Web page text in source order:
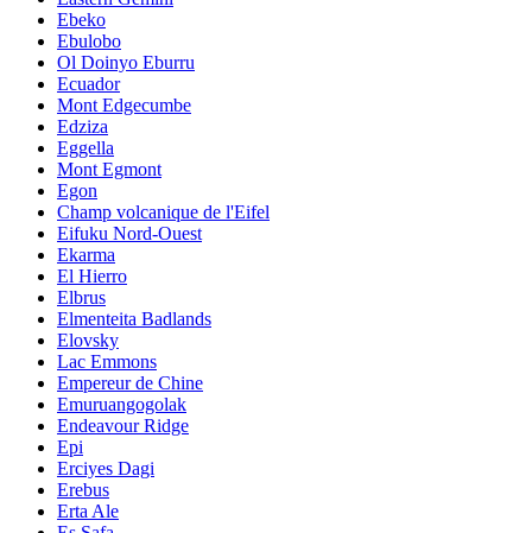
Ebeko
Ebulobo
Ol Doinyo Eburru
Ecuador
Mont Edgecumbe
Edziza
Eggella
Mont Egmont
Egon
Champ volcanique de l'Eifel
Eifuku Nord-Ouest
Ekarma
El Hierro
Elbrus
Elmenteita Badlands
Elovsky
Lac Emmons
Empereur de Chine
Emuruangogolak
Endeavour Ridge
Epi
Erciyes Dagi
Erebus
Erta Ale